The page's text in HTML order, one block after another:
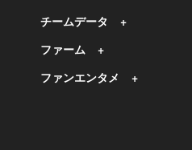
チームデータ
ファーム
ファンエンタメ